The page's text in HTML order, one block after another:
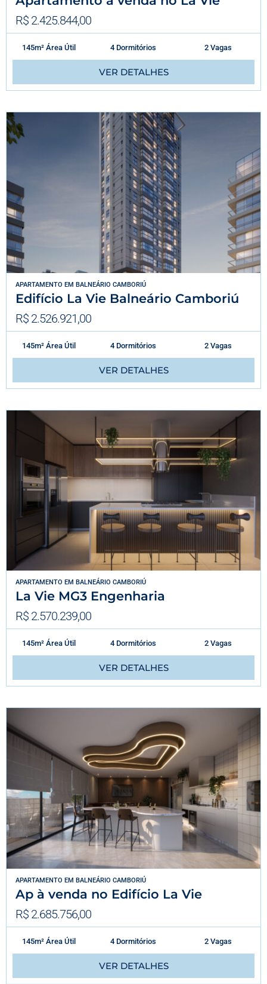
R$ 2.425.844,00
145m² Área Útil 4 Dormitórios 2 Vagas
VER DETALHES
APARTAMENTO EM BALNEÁRIO CAMBORIÚ
Edifício La Vie Balneário Camboriú
R$ 2.526.921,00
145m² Área Útil 4 Dormitórios 2 Vagas
VER DETALHES
APARTAMENTO EM BALNEÁRIO CAMBORIÚ
La Vie MG3 Engenharia
R$ 2.570.239,00
145m² Área Útil 4 Dormitórios 2 Vagas
VER DETALHES
APARTAMENTO EM BALNEÁRIO CAMBORIÚ
Ap à venda no Edifício La Vie
R$ 2.685.756,00
145m² Área Útil 4 Dormitórios 2 Vagas
VER DETALHES